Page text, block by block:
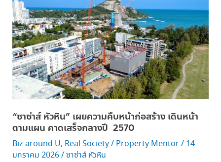
“ซาซ่าส์ หัวหิน” เผยความคืบหน้าก่อสร้าง เดินหน้า
ตามแผน คาดเสร็จกลางปี 2570
Biz around U, Real Society/ Property Mentor/ 14
มกราคม 2026/ซาซ่าส์ หัวหิน
ซ่า
ส์
หัวหิน”
เผย
ความ
คืบ
หน้า
ก่อสร้าง
หน้า
ตาม
แผน คาด
เสร็จ